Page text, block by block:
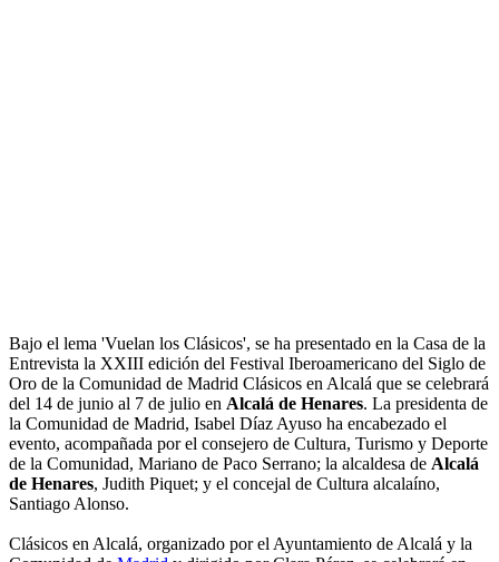
Bajo el lema 'Vuelan los Clásicos', se ha presentado en la Casa de la
Entrevista la XXIII edición del Festival Iberoamericano del Siglo de
Oro de la Comunidad de Madrid Clásicos en Alcalá que se celebrará
del 14 de junio al 7 de julio en Alcalá de Henares. La presidenta de
la Comunidad de Madrid, Isabel Díaz Ayuso ha encabezado el
evento, acompañada por el consejero de Cultura, Turismo y Deporte
de la Comunidad, Mariano de Paco Serrano; la alcaldesa de Alcalá
de Henares, Judith Piquet; y el concejal de Cultura alcalaíno,
Santiago Alonso.
Clásicos en Alcalá, organizado por el Ayuntamiento de Alcalá y la